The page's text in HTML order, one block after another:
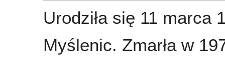
Urodziła się 11 marca
Myślenic. Zmarła w